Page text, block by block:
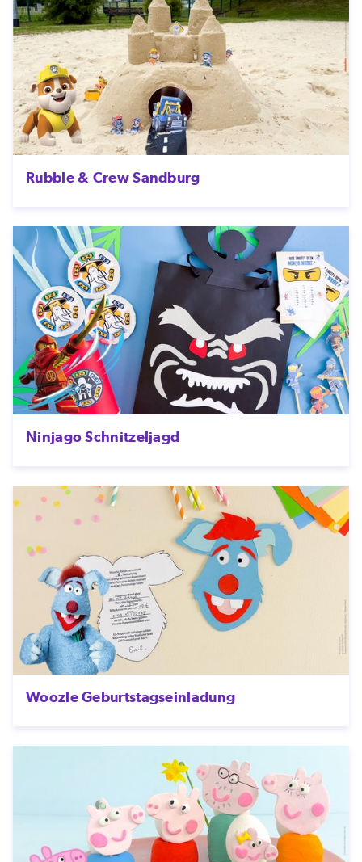
Rubble & Crew Sandburg
Ninjago Schnitzeljagd
Woozle Geburtstagseinladung